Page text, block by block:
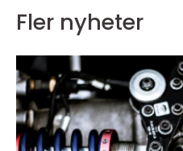
Fler nyheter